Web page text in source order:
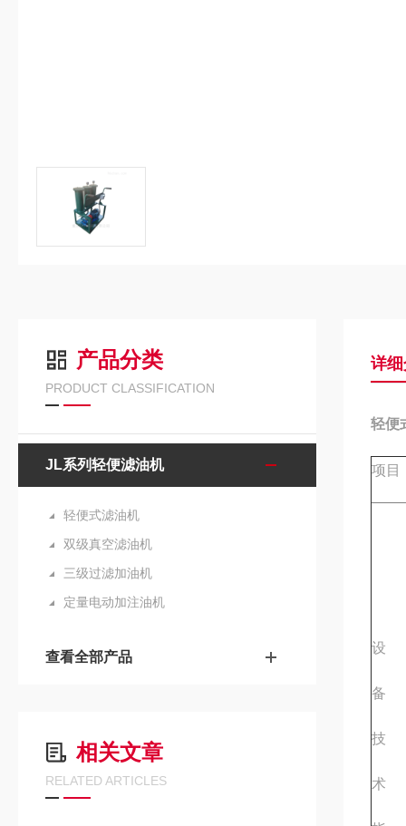
产品分类
PRODUCT CLASSIFICATION
JL系列轻便滤油机
轻便式滤油机
双级真空滤油机
三级过滤加油机
定量电动加注油机
查看全部产品
相关文章
RELATED ARTICLES
详
轻便
项目
设
备
技
术